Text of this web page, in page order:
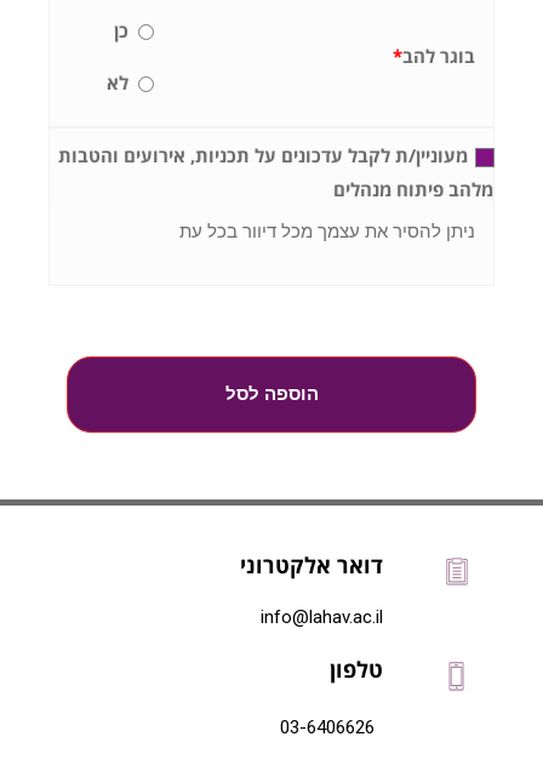
*בוגר להב
כן
לא
מעוניין/ת לקבל עדכונים על תכניות, אירועים והטבות
מלהב פיתוח מנהלים
ניתן להסיר את עצמך מכל דיוור בכל עת
הוספה לסל
דואר אלקטרוני
info@lahav.ac.il
טלפון
03-6406626